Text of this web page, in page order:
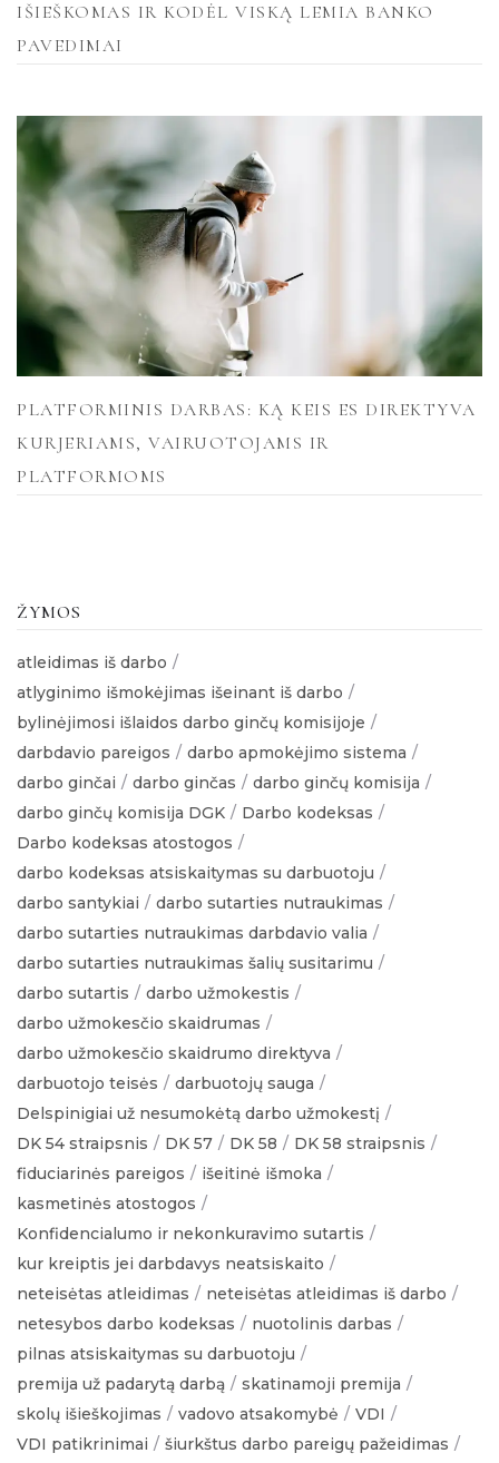
IŠIEŠKOMAS IR KODĖL VISKĄ LEMIA BANKO
PAVEDIMAI
PLATFORMINIS DARBAS: KĄ KEIS ES DIREKTYVA
KURJERIAMS, VAIRUOTOJAMS IR
PLATFORMOMS
ŽYMOS
atleidimas iš darbo
atlyginimo išmokėjimas išeinant iš darbo
bylinėjimosi išlaidos darbo ginčų komisijoje
darbdavio pareigos
darbo apmokėjimo sistema
darbo ginčai
darbo ginčas
darbo ginčų komisija
darbo ginčų komisija DGK
Darbo kodeksas
Darbo kodeksas atostogos
darbo kodeksas atsiskaitymas su darbuotoju
darbo santykiai
darbo sutarties nutraukimas
darbo sutarties nutraukimas darbdavio valia
darbo sutarties nutraukimas šalių susitarimu
darbo sutartis
darbo užmokestis
darbo užmokesčio skaidrumas
darbo užmokesčio skaidrumo direktyva
darbuotojo teisės
darbuotojų sauga
Delspinigiai už nesumokėtą darbo užmokestį
DK 54 straipsnis
DK 57 DK 58
DK 58 straipsnis
fiduciarinės pareigos
išeitinė išmoka
kasmetinės atostogos
Konfidencialumo ir nekonkuravimo sutartis
kur kreiptis jei darbdavys neatsiskaito
neteisėtas atleidimas
neteisėtas atleidimas iš darbo
netesybos darbo kodeksas
nuotolinis darbas
pilnas atsiskaitymas su darbuotoju
premija už padarytą darbą
skatinamoji premija
skolų išieškojimas
vadovo atsakomybė
VDI
VDI patikrinimai
šiurkštus darbo pareigų pažeidimas